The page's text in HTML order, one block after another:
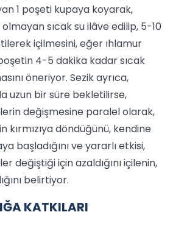
1 poşeti kupaya koyarak,
sıcak su ilâve edilip, 5-10
içilmesini, eğer ıhlamur
4-5 dakika kadar sıcak
öneriyor. Sezik ayrıca,
uzun bir süre bekletilirse,
değişmesine paralel olarak,
kırmızıya döndüğünü, kendine
başladığını ve yararlı etkisi,
değiştiği için azaldığını içilenin,
belirtiyor.
KATKILARI